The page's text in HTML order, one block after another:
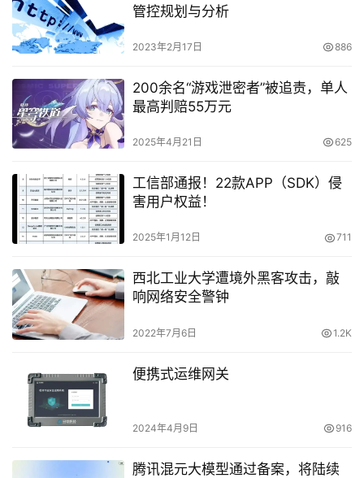
管控规划与分析
2023年2月17日 886
200余名“游戏泄密者”被追责，单人
最高判赔55万元
2025年4月21日 625
工信部通报！22款APP（SDK）侵
害用户权益！
2025年1月12日 711
西北工业大学遭境外黑客攻击，敲
响网络安全警钟
2022年7月6日 1.2K
便携式运维网关
2024年4月9日 916
腾讯混元大模型通过备案，将陆续